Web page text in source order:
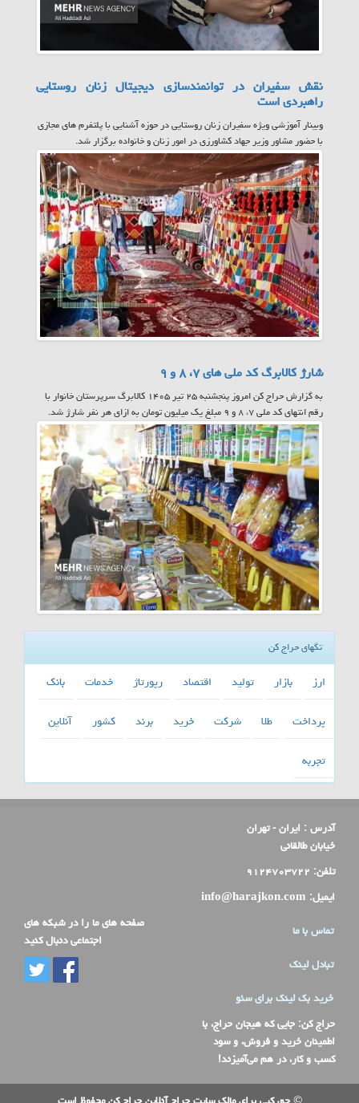
نقش سفیران در توانمندسازی دیجیتال زنان روستایی
راهبردی است
وبینار آموزشی ویژه سفیران زنان روستایی در حوزه آشنایی با پلتفرم های مجازی
با حضور مشاور وزیر جهاد کشاورزی در امور زنان و خانواده برگزار شد.
شارژ کالابرگ کد ملی های ۷، ۸ و ۹
به گزارش حراج کن امروز پنجشنبه ۲۵ تیر ۱۴۰۵ کالابرگ سرپرستان خانوار با
رقم انتهای کد ملی ۷، ۸ و ۹ مبلغ یک میلیون تومان به ازای هر نفر شارژ شد.
تگهای حراج کن
ارز بازار تولید اقتصاد رپورتاژ خدمات
بانك
پرداخت
طلا شركت خرید برند كشور
آنلاین
تجربه
آدرس : ایران - تهران
خیابان طالقانی
تلفن: ۹۱۲۴۷۰۳۷۲۲
ایمیل: info@harajkon.com
تماس با ما
تبادل لینک
خرید بک لینک برای سئو
حراج کن: جایی که هیجان حراج، با
اطمینان خرید و فروش، و سود
کسب و کار، در هم می‌آمیزند!
صفحه های ما را در شبکه های
اجتماعی دنبال کنید